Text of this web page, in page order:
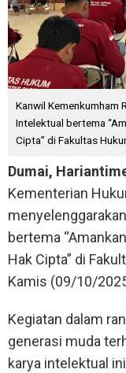
Kanwil Kemenkumham
Intelektual bertema
Cipta” di Fakultas
Dumai,
Kementerian
bertema
Hak Cipta” di
Kamis (09/10/
Kegiatan dalam
generasi muda
karya intelektual